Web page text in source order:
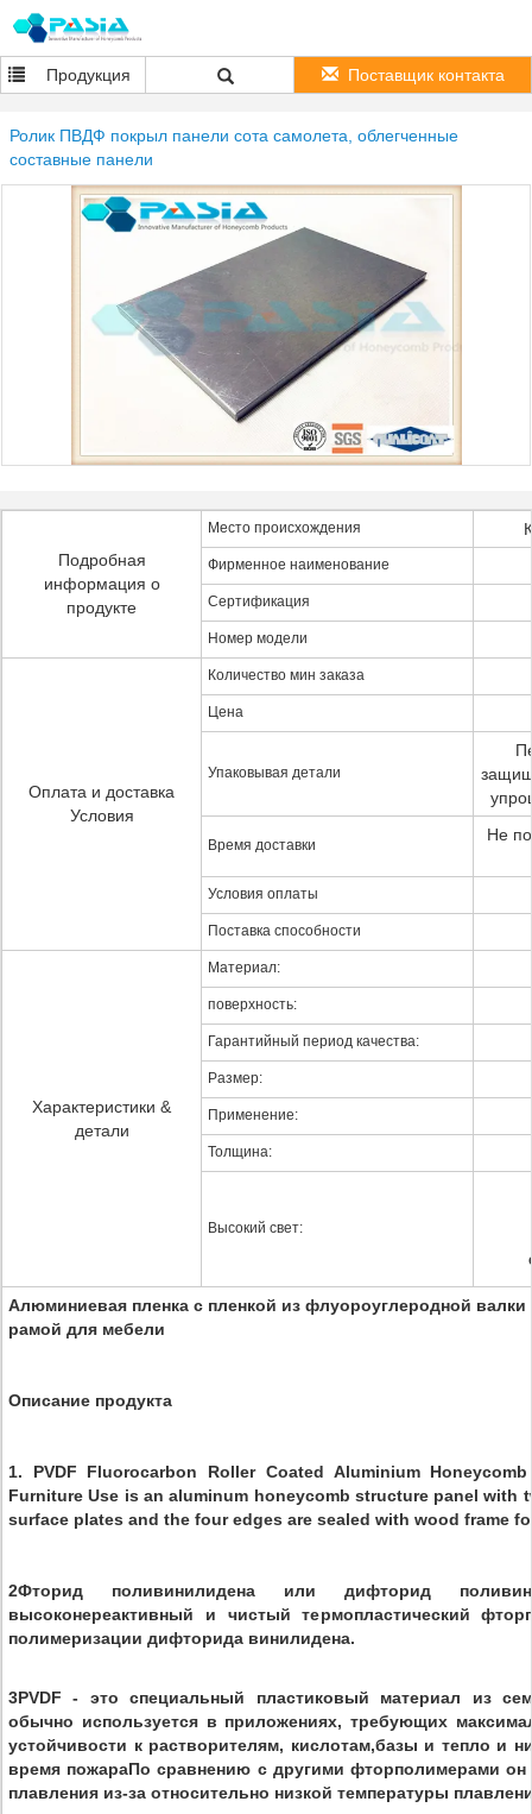
Продукция Поставщик контакта
Ролик ПВДФ покрыл панели сота самолета, облегченные
составные панели
Подробная
информация о
продукте
Место происхождения
Фирменное наименование
Сертификация
Номер модели
Оплата и доставка
Условия
Количество мин заказа
Цена
Упаковывая детали
Время доставки
Не
Условия оплаты
Поставка способности
Характеристики &
детали
Материал:
поверхность:
Гарантийный период качества:
Размер:
Применение:
Толщина:
Высокий свет:
Алюминиевая пленка с пленкой из флуороуглеродной
рамой для мебели
Описание продукта
1. PVDF Fluorocarbon Roller Coated Aluminium
Furniture Use is an aluminum honeycomb structure panel with
surface plates and the four edges are sealed with wood frame
2Фторид поливинилидена или дифторид
высоконереактивный и чистый термопластический
полимеризации дифторида винилидена.
3PVDF - это специальный пластиковый материал из
обычно используется в приложениях, требующих
устойчивости к растворителям, кислотам,базы и тепло и
время пожараПо сравнению с другими фторполимерами он
плавления из-за относительно низкой температуры